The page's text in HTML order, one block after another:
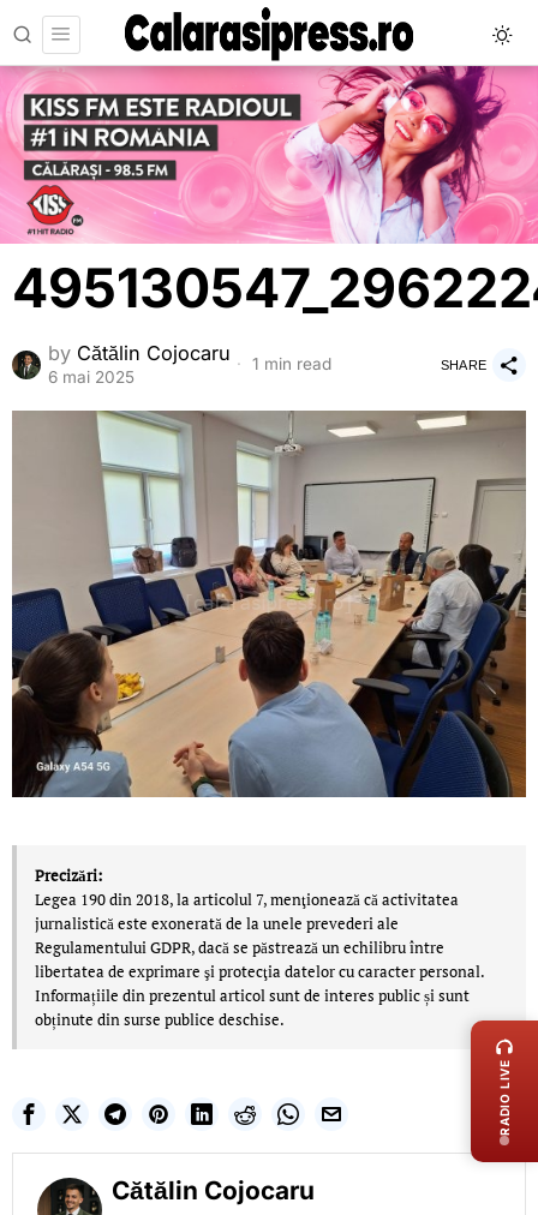
by Cătălin Cojocaru
6 mai 2025
1 min read SHARE
Precizări:
Legea 190 din 2018, la articolul 7, menţionează că activitatea
jurnalistică este exonerată de la unele prevederi ale
Regulamentului GDPR, dacă se păstrează un echilibru între
libertatea de exprimare şi protecţia datelor cu caracter personal.
Informațiile din prezentul articol sunt de interes public și sunt
obținute din surse publice deschise.
Cătălin Cojocaru
RADIO LIVE